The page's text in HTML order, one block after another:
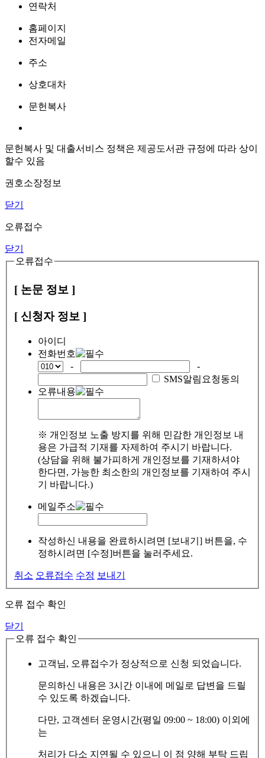
연락처
홈페이지
전자메일
주소
상호대차
문헌복사
문헌복사 및 대출서비스 정책은 제공도서관 규정에 따라 상이
할수 있음
권호소장정보
닫기
오류접수
닫기
오류접수
[ 논문 정보 ]
[ 신청자 정보 ]
아이디
전화번호
-
-
SMS알림요청동의
오류내용
※ 개인정보 노출 방지를 위해 민감한 개인정보 내
용은 가급적 기재를 자제하여 주시기 바랍니다.
(상담을 위해 불가피하게 개인정보를 기재하셔야
한다면, 가능한 최소한의 개인정보를 기재하여 주시
기 바랍니다.)
메일주소
작성하신 내용을 완료하시려면 [보내기] 버튼을, 수
정하시려면 [수정]버튼을 눌러주세요.
취소 오류접수 수정 보내기
오류 접수 확인
닫기
오류 접수 확인
고객님, 오류접수가 정상적으로 신청 되었습니다.
문의하신 내용은 3시간 이내에 메일로 답변을 드릴
수 있도록 하겠습니다.
다만, 고객센터 운영시간(평일 09:00 ~ 18:00) 이외에
는
처리가 다소 지연될 수 있으니 이 점 양해 부탁 드립